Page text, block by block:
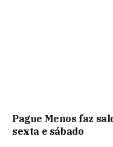
Pague Menos faz
sexta e sábado